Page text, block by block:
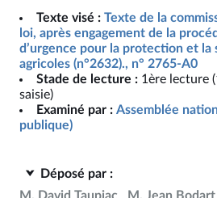
Texte visé : Texte de la
loi, après engagement de la
d’urgence pour la protection et la
agricoles (n°2632)., n° 2765-A0
Stade de lecture : 1ère lecture
saisie)
Examiné par : Assemblée
publique)
Déposé par :